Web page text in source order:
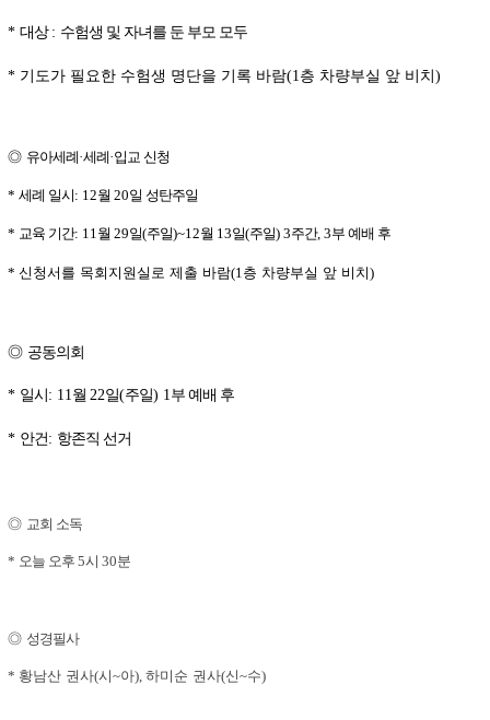
* 대상 : 수험생 및 자녀를 둔 부모 모두
* 기도가 필요한 수험생 명단을 기록 바람(1층 차량부실 앞 비치)
◎ 유아세례·세례·입교 신청
* 세례 일시: 12월 20일 성탄주일
* 교육 기간: 11월 29일(주일)~12월 13일(주일) 3주간, 3부 예배 후
* 신청서를 목회지원실로 제출 바람(1 층 차량부실 앞 비치)
◎ 공동의회
* 일시: 11월 22일(주일) 1부 예배 후
* 안건: 항존직 선거
◎ 교회 소독
* 오늘 오후 5시 30분
◎ 성경필사
* 황남산 권사(시~아), 하미순 권사(신~수)